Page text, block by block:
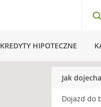
KREDYTY HIPOTECZNE
Jak
Dojazd do